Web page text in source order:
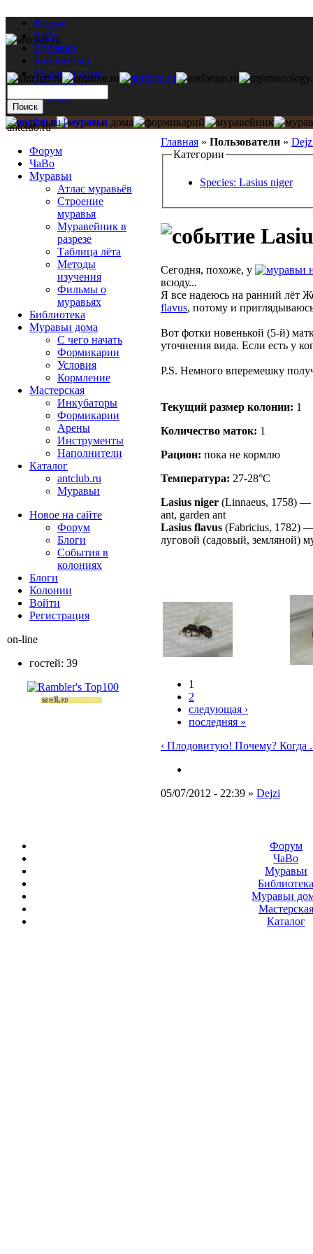
Форум
ЧаВо
Муравьи
Библиотека
Муравьи дома
Мастерская
Каталог
Главная » Пользователи »
Категории
Species: Lasius niger
Сегодня, похоже, у
всюду...
Я все надеюсь на ранний лёт
flavus, потому и
Вот фотки новенькой (5-й)
уточнения вида. Если есть у
P.S. Немного вперемешку
Текущий размер кoлонии: 1
Количество маток: 1
Рацион: пока не кормлю
Температура: 27-28°C
Lasius niger (Linnaeus, 1758) —
ant, garden ant
Lasius flavus (Fabricius, 1782)
луговой (садовый, земляной)
1
2
следующая ›
последняя »
‹ Плодовитую! Почему? Когда
05/07/2012 - 22:39 » Dejzi
antclub.ru
Форум
ЧаВо
Муравьи
Атлас муравьёв
Строение
муравья
Муравейник в
разрезе
Таблица лёта
Методы
изучения
Фильмы о
муравьях
Библиотека
Муравьи дома
С чего начать
Формикарии
Условия
Кормление
Мастерская
Инкубаторы
Формикарии
Арены
Инструменты
Наполнители
Каталог
antclub.ru
Муравьи
Новое на сайте
Форум
Блоги
События в
колониях
Блоги
Колонии
Войти
Peгиcтpaция
on-line
гостей: 39
Форум
ЧаВо
Муравьи
Муравьи
Мастерская
Каталог